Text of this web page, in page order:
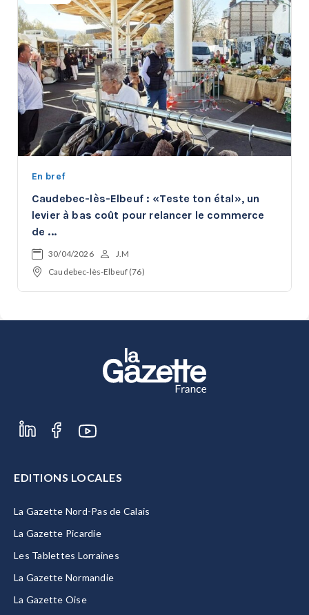
En bref
Caudebec-lès-Elbeuf : «Teste ton étal», un
levier à bas coût pour relancer le commerce
de ...
30/04/2026
J.M
Caudebec-lès-Elbeuf (76)
EDITIONS LOCALES
La Gazette Nord-Pas de Calais
La Gazette Picardie
Les Tablettes Lorraines
La Gazette Normandie
La Gazette Oise